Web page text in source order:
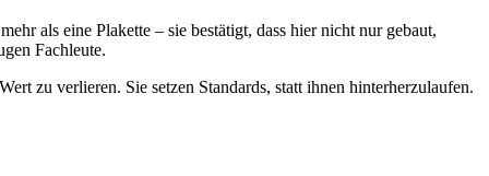
als eine Plakette – sie bestätigt, dass hier nicht nur gebaut,
Fachleute.
zu verlieren. Sie setzen Standards, statt ihnen hinterherzulaufen.